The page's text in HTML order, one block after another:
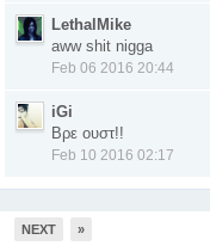
LethalMike
aww shit nigga
Feb 06 2016 20:44
iGi
Βρε ουστ!!
Feb 10 2016 02:17
NEXT »